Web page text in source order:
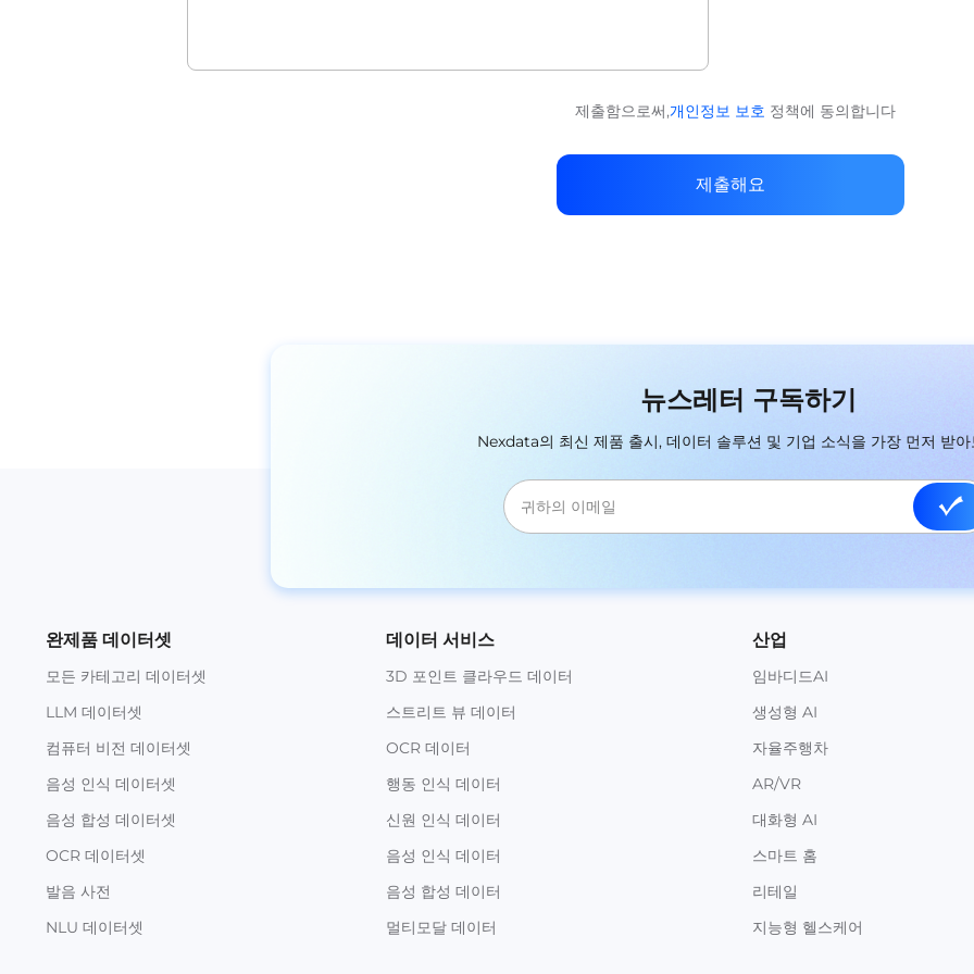
제출함으로써,개인정보 보호 정책에 동의합니다
제출해요
뉴스레터 구독하기
Nexdata의 최신 제품 출시, 데이터 솔루션 및 기업 소식을 가장 먼저 받아
완제품 데이터셋
모든 카테고리 데이터셋
LLM 데이터셋
컴퓨터 비전 데이터셋
음성 인식 데이터셋
음성 합성 데이터셋
OCR 데이터셋
발음 사전
NLU 데이터셋
데이터 서비스
3D 포인트 클라우드 데이터
스트리트 뷰 데이터
OCR 데이터
행동 인식 데이터
신원 인식 데이터
음성 인식 데이터
음성 합성 데이터
멀티모달 데이터
산업
임바디드AI
생성형 AI
자율주행차
AR/VR
대화형 AI
스마트 홈
리테일
지능형 헬스케어